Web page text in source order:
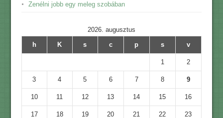
Zenélni jobb egy meleg szobában
2026. augusztus
h
K s c p s v
1 2
3 4 5 6 7 8 9
10 11 12 13 14 15 16
17 18 19 20 21 22 23